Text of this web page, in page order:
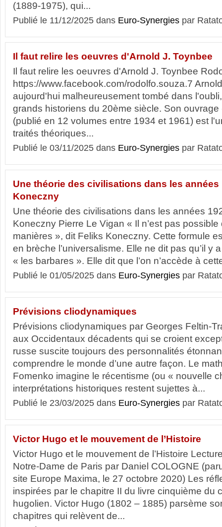
(1889-1975), qui...
Publié le 11/12/2025 dans Euro-Synergies par
Il faut relire les oeuvres d'Arnold J. Toynbee
Il faut relire les oeuvres d'Arnold J. Toynbee
https://www.facebook.com/rodolfo.souza.7
aujourd'hui malheureusement tombé dans
grands historiens du 20ème siècle. Son ouvrage
(publié en 12 volumes entre 1934 et 1961) est
traités théoriques...
Publié le 03/11/2025 dans Euro-Synergies par
Une théorie des civilisations dans les années
Koneczny
Une théorie des civilisations dans les années
Koneczny Pierre Le Vigan « Il n’est pas possible
manières », dit Feliks Koneczny. Cette formule
en brèche l’universalisme. Elle ne dit pas qu’il y
« les barbares ». Elle dit que l’on n’accède à
Publié le 01/05/2025 dans Euro-Synergies par
Prévisions cliodynamiques
Prévisions cliodynamiques par Georges Feltin-
aux Occidentaux décadents qui se croient
russe suscite toujours des personnalités
comprendre le monde d’une autre façon. Le
Fomenko imagine le récentisme (ou « nouvelle
interprétations historiques restent sujettes à...
Publié le 23/03/2025 dans Euro-Synergies par
Victor Hugo et le mouvement de l’Histoire
Victor Hugo et le mouvement de l’Histoire
Notre-Dame de Paris par Daniel COLOGNE
site Europe Maxima, le 27 octobre 2020) Les
inspirées par le chapitre II du livre cinquième du
hugolien. Victor Hugo (1802 – 1885) parsème
chapitres qui relèvent de...